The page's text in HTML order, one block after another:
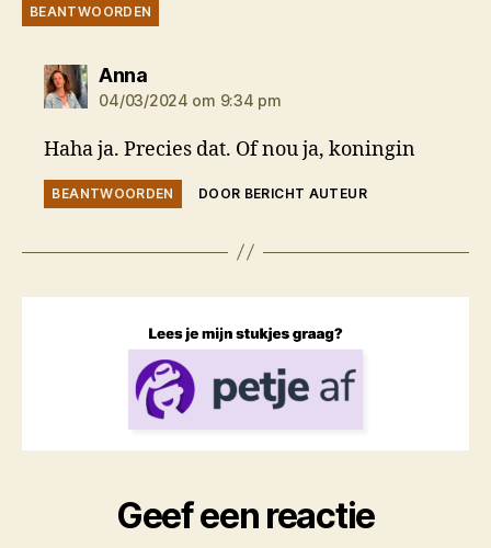
BEANTWOORDEN
Annazegt:
04/03/2024 om 9:34 pm
Haha ja. Precies dat. Of nou ja, koningin
BEANTWOORDEN DOOR BERICHT AUTEUR
Geef een reactie